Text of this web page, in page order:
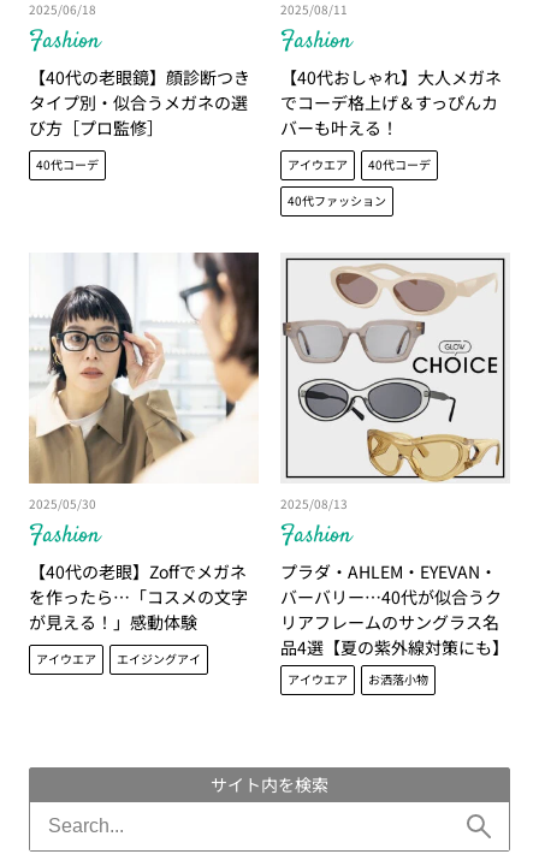
Fashion
2025/06/18
【40代の老眼鏡】顔診断つき
タイプ別・似合うメガネの選
び方［プロ監修］
40代コーデ
Fashion
2025/08/11
【40代おしゃれ】大人メガネ
でコーデ格上げ＆すっぴんカ
バーも叶える！
アイウエア
40代コーデ
40代ファッション
Fashion
2025/05/30
【40代の老眼】Zoffでメガネ
を作ったら…「コスメの文字
が見える！」感動体験
アイウエア エイジングアイ
Fashion
2025/08/13
プラダ・AHLEM・EYEVAN・
バーバリー…40代が似合うク
リアフレームのサングラス名
品4選【夏の紫外線対策にも】
アイウエア お洒落小物
サイト内を検索